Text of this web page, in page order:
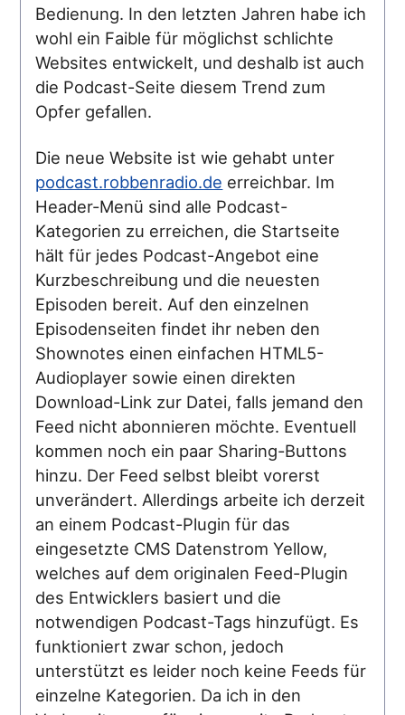
Bedienung. In den letzten Jahren habe ich
wohl ein Faible für möglichst schlichte
Websites entwickelt, und deshalb ist auch
die Podcast-Seite diesem Trend zum
Opfer gefallen.
Die neue Website ist wie gehabt unter
podcast.robbenradio.de erreichbar. Im
Header-Menü sind alle Podcast-
Kategorien zu erreichen, die Startseite
hält für jedes Podcast-Angebot eine
Kurzbeschreibung und die neuesten
Episoden bereit. Auf den einzelnen
Episodenseiten findet ihr neben den
Shownotes einen einfachen HTML5-
Audioplayer sowie einen direkten
Download-Link zur Datei, falls jemand den
Feed nicht abonnieren möchte. Eventuell
kommen noch ein paar Sharing-Buttons
hinzu. Der Feed selbst bleibt vorerst
unverändert. Allerdings arbeite ich derzeit
an einem Podcast-Plugin für das
eingesetzte CMS Datenstrom Yellow,
welches auf dem originalen Feed-Plugin
des Entwicklers basiert und die
notwendigen Podcast-Tags hinzufügt. Es
funktioniert zwar schon, jedoch
unterstützt es leider noch keine Feeds für
einzelne Kategorien. Da ich in den